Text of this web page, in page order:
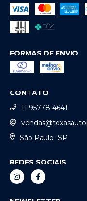
FORMAS DE ENVIO
CONTATO
11 95778 4641
São Paulo -SP
REDES SOCIAIS